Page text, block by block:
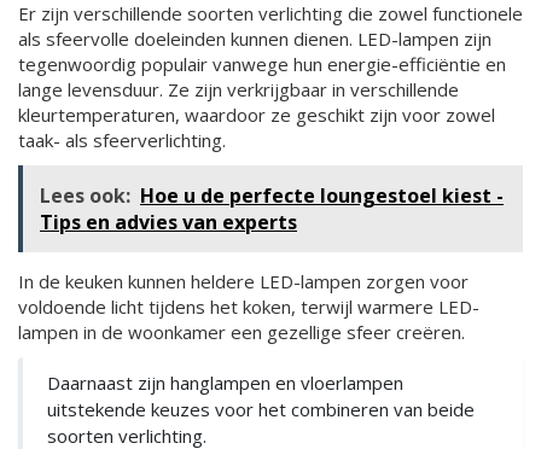
Er zijn verschillende soorten verlichting die zowel functionele
als sfeervolle doeleinden kunnen dienen. LED-lampen zijn
tegenwoordig populair vanwege hun energie-efficiëntie en
lange levensduur. Ze zijn verkrijgbaar in verschillende
kleurtemperaturen, waardoor ze geschikt zijn voor zowel
taak- als sfeerverlichting.
Lees ook: Hoe u de perfecte loungestoel kiest -
Tips en advies van experts
In de keuken kunnen heldere LED-lampen zorgen voor
voldoende licht tijdens het koken, terwijl warmere LED-
lampen in de woonkamer een gezellige sfeer creëren.
Daarnaast zijn hanglampen en vloerlampen
uitstekende keuzes voor het combineren van beide
soorten verlichting.